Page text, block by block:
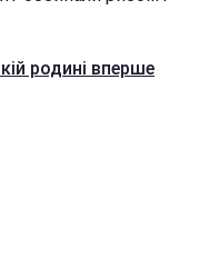
родині вперше